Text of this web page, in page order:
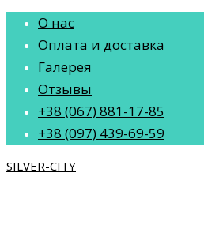
Перейти
содержанию
О нас
Оплата и доставка
Галерея
Отзывы
+38 (067) 881-17-85
+38 (097) 439-69-59
SILVER-CITY